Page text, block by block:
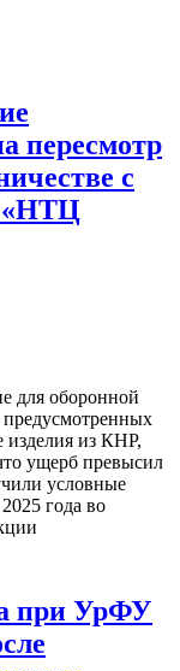
пересмотр
с
«НТЦ
для оборонной
изделия из КНР,
ущерб превысил
условные
года во
при УрФУ